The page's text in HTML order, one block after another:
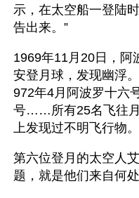
示，在太空船一登陆
告出来。”
1969年11月20日，阿
安登月球，发现幽浮
972年4月阿波罗十六
号……所有25名飞往
上发现过不明飞行物。
第六位登月的太空人
题，就是他们来自何